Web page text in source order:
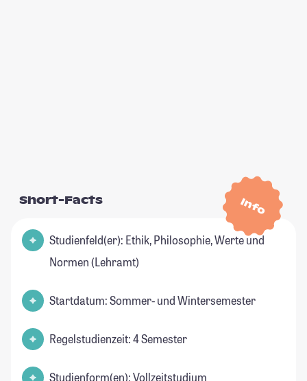
Info
Short-Facts
Studienfeld(er): Ethik, Philosophie, Werte und
Normen (Lehramt)
Startdatum: Sommer- und Wintersemester
Regelstudienzeit: 4 Semester
Studienform(en): Vollzeitstudium